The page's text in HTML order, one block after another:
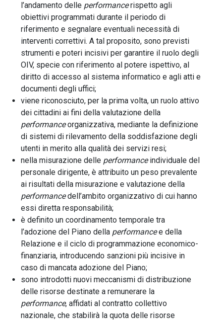
l’andamento delle performancerispetto agli
obiettivi programmati durante il periodo di
riferimento e segnalare eventuali necessità di
interventi correttivi. A tal proposito, sono previsti
strumenti e poteri incisivi per garantire il ruolo degli
OIV, specie con riferimento al potere ispettivo, al
diritto di accesso al sistema informatico e agli atti e
documenti degli uffici;
viene riconosciuto, per la prima volta, un ruolo attivo
dei cittadini ai fini della valutazione della
performanceorganizzativa, mediante la definizione
di sistemi di rilevamento della soddisfazione degli
utenti in merito alla qualità dei servizi resi;
nella misurazione delle performanceindividuale del
personale dirigente, è attribuito un peso prevalente
ai risultati della misurazione e valutazione della
performancedell’ambito organizzativo di cui hanno
essi diretta responsabilità;
è definito un coordinamento temporale tra
l’adozione del Piano della performancee della
Relazione e il ciclo di programmazione economico-
finanziaria, introducendo sanzioni più incisive in
caso di mancata adozione del Piano;
sono introdotti nuovi meccanismi di distribuzione
delle risorse destinate a remunerare la
performance, affidati al contratto collettivo
nazionale, che stabilirà la quota delle risorse